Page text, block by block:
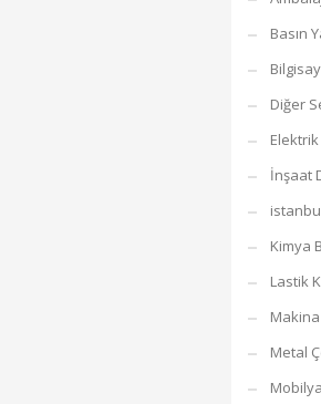
Basın
Diğer
İnşaat
Kimya
Lastik
Metal